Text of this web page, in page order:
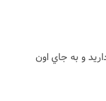
و به جاي اون